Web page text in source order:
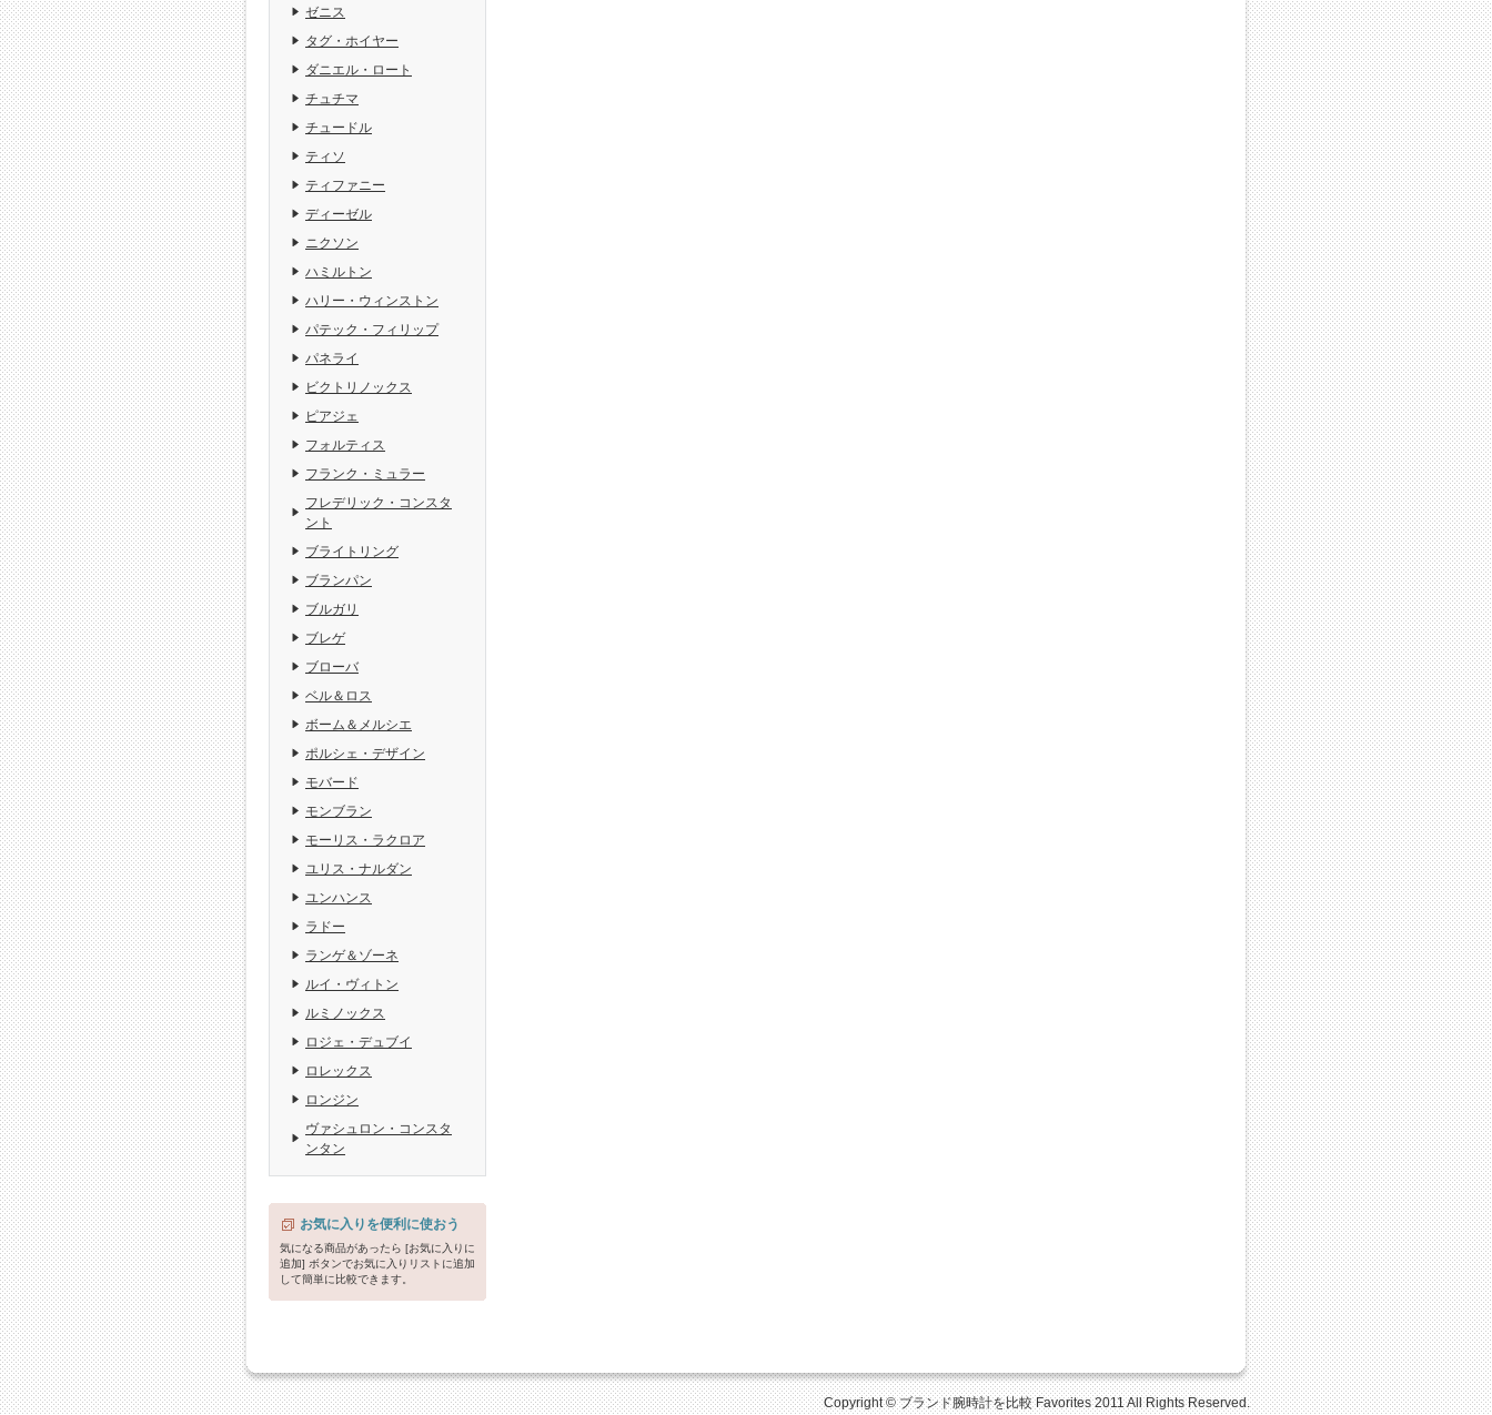
ゼニス
タグ・ホイヤー
ダニエル・ロート
チュチマ
チュードル
ティソ
ティファニー
ディーゼル
ニクソン
ハミルトン
ハリー・ウィンストン
パテック・フィリップ
パネライ
ビクトリノックス
ピアジェ
フォルティス
フランク・ミュラー
フレデリック・コンスタ
ント
ブライトリング
ブランパン
ブルガリ
ブレゲ
ブローバ
ベル＆ロス
ボーム＆メルシエ
ポルシェ・デザイン
モバード
モンブラン
モーリス・ラクロア
ユリス・ナルダン
ユンハンス
ラドー
ランゲ＆ゾーネ
ルイ・ヴィトン
ルミノックス
ロジェ・デュブイ
ロレックス
ロンジン
ヴァシュロン・コンスタ
ンタン
お気に入りを便利に使おう
気になる商品があったら [お気に入りに
追加] ボタンでお気に入りリストに追加
して簡単に比較できます。
Copyright © ブランド腕時計を比較 Favorites 2011 All Rights Reserved.